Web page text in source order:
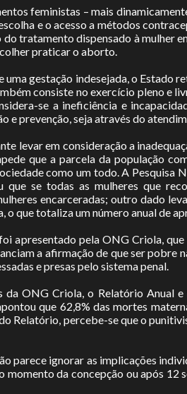
feministas – mais
e o acesso a métodos
tratamento dispensado à mulher
praticar o aborto.
gestação indesejada, o Estado
consiste no exercício pleno e
se a ineficiência e
e prevenção, seja através do
levar em consideração a
que a parcela da população
como um todo. A
que se todas as mulheres que
encarceradas; outro dado
o que totaliza um número anual de
apresentado pela ONG Criola,
a afirmação de que ser
e presas pelo sistema penal.
ONG Criola, o Relatório Anual
que 62,8% das mortes
Relatório, percebe-se que o
parece ignorar as implicações
momento da concepção ou após